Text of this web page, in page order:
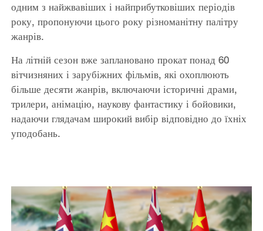
одним з найжвавіших і найприбутковіших періодів
року, пропонуючи цього року різноманітну палітру
жанрів.
На літній сезон вже заплановано прокат понад 60
вітчизняних і зарубіжних фільмів, які охоплюють
більше десяти жанрів, включаючи історичні драми,
трилери, анімацію, наукову фантастику і бойовики,
надаючи глядачам широкий вибір відповідно до їхніх
уподобань.